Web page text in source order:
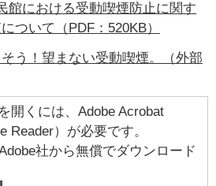
館における受動喫煙防止に関す
ついて（PDF：520KB）
う！望まない受動喫煙。（外部
開くには、Adobe Acrobat
Reader）が必要です。
社から無償でダウンロード